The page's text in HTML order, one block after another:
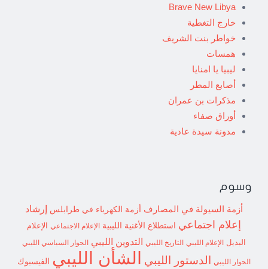
Brave New Libya
خارج التغطية
خواطر بنت الشريف
همسات
ليبيا يا امنايا
أصابع المطر
مذكرات بن عمران
أوراق صفاء
مدونة سيدة عادية
وسوم
أزمة السيولة في المصارف أزمة الكهرباء في طرابلس إرشاد
إعلام اجتماعي استطلاع الأغنية الليبية الإعلام الاجتماعي
الإعلام
البديل
الإعلام الليبي التاريخ الليبي التدوين الليبي الحوار السياسي الليبي
الحوار الليبي الدستور الليبي الشأن الليبي الفيسبوك